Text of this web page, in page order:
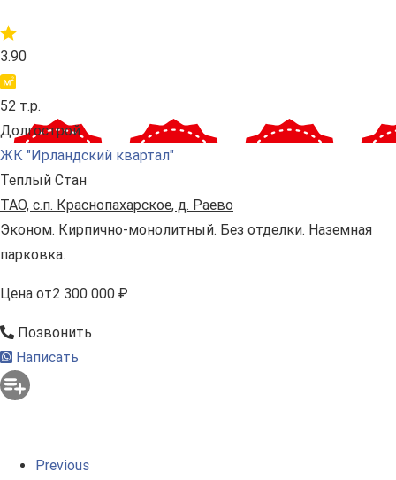
3.90
52 т.р.
Долгострой
ЖК "Ирландский квартал"
Теплый Стан
ТАО, с.п. Краснопахарское, д. Раево
Эконом. Кирпично-монолитный. Без отделки. Наземная
парковка.
Цена от2 300 000 ₽
Позвонить
Написать
Previous